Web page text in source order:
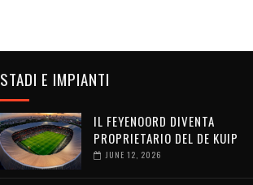
STADI E IMPIANTI
IL FEYENOORD DIVENTA
PROPRIETARIO DEL DE KUIP
JUNE 12, 2026